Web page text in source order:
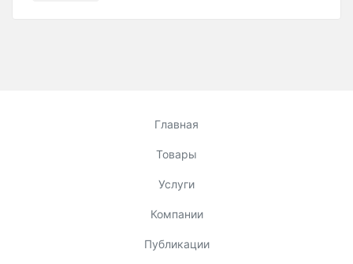
Главная
Товары
Услуги
Компании
Публикации